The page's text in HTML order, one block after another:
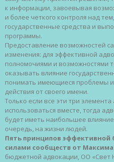
к информации, завоевывая
и более четкого контроля над
государственные средства и
программы.
Предоставление возможностей
изменения: для эффективной
полномочиями и возможностями
оказывать влияние
понимать имеющиеся проблемы
действия от своего имени.
Только если все эти три
использоваться вместе, тогда
будет иметь наибольшее
очередь, на жизни людей.
Пять принципов
силами сообществ от
бюджетной адвокации, ОО «Свет